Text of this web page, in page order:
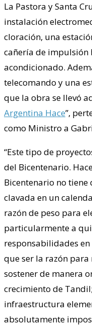
La Pastora y Santa
instalación
cloración, una
cañería de impulsión
acondicionado.
telecomando y una
que la obra se llevó
Argentina Hace”,
como Ministro a
“Este tipo de
del Bicentenario.
Bicentenario no tiene
clavada en un
razón de peso para
particularmente a
responsabilidades
que ser la razón
sostener de manera
crecimiento de
infraestructura
absolutamente